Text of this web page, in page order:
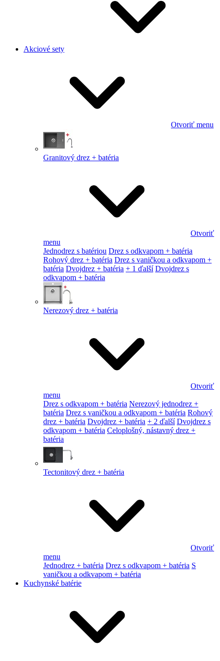
Akciové sety
Otvoriť menu
Granitový drez + batéria
Otvoriť
menu
Jednodrez s batériou Drez s odkvapom + batéria
Rohový drez + batéria Drez s vaničkou a odkvapom +
batéria Dvojdrez + batéria + 1 ďalší Dvojdrez s
odkvapom + batéria
Nerezový drez + batéria
Otvoriť
menu
Drez s odkvapom + batéria Nerezový jednodrez +
batéria Drez s vaničkou a odkvapom + batéria Rohový
drez + batéria Dvojdrez + batéria + 2 ďalší Dvojdrez s
odkvapom + batéria Celoplošný, nástavný drez +
batéria
Tectonitový drez + batéria
Otvoriť
menu
Jednodrez + batéria Drez s odkvapom + batéria S
vaničkou a odkvapom + batéria
Kuchynské batérie